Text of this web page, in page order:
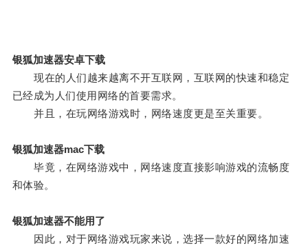
银狐加速器安卓下载
现在的人们越来越离不开互联网，互联网的快速和稳定
已经成为人们使用网络的首要需求。
并且，在玩网络游戏时，网络速度更是至关重要。
银狐加速器mac下载
毕竟，在网络游戏中，网络速度直接影响游戏的流畅度
和体验。
银狐加速器不能用了
因此，对于网络游戏玩家来说，选择一款好的网络加速